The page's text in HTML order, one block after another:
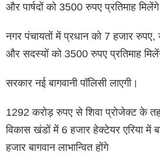
और पार्षदों को 3500 रुपए प्रतिमाह
नगर पंचायतों में प्रधान को 7 हजार
और सदस्यों को 3500 रुपए प्रतिमाह
सरकार नई बागवानी पॉलिसी लाएगी।
1292 करोड़ रुपए से शिवा प्रोजेक्ट के
विकास खंडों में 6 हजार हेक्टेयर एरिया में
हजार बागवान लाभान्वित होंगे